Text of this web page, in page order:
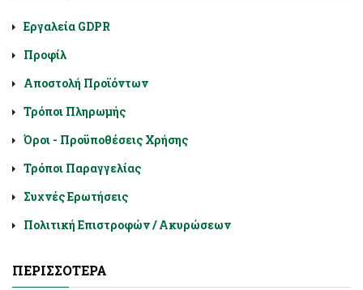
Εργαλεία GDPR
Προφίλ
Αποστολή Προϊόντων
Τρόποι Πληρωμής
Όροι - Προϋποθέσεις Χρήσης
Τρόποι Παραγγελίας
Συχνές Ερωτήσεις
Πολιτική Επιστροφών / Ακυρώσεων
ΠΕΡΙΣΣΌΤΕΡΑ